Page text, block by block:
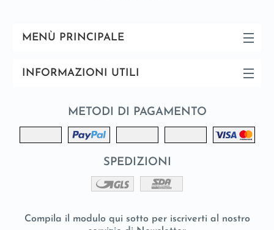
MENÙ PRINCIPALE
INFORMAZIONI UTILI
METODI DI PAGAMENTO
SPEDIZIONI
Compila il modulo qui sotto per iscriverti al nostro